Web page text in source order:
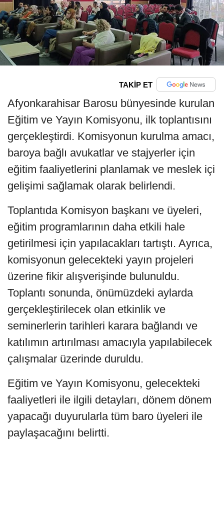
TAKİP ET
Afyonkarahisar Barosu bünyesinde kurulan
Eğitim ve Yayın Komisyonu, ilk toplantısını
gerçekleştirdi. Komisyonun kurulma amacı,
baroya bağlı avukatlar ve stajyerler için
eğitim faaliyetlerini planlamak ve meslek içi
gelişimi sağlamak olarak belirlendi.
Toplantıda Komisyon başkanı ve üyeleri,
eğitim programlarının daha etkili hale
getirilmesi için yapılacakları tartıştı. Ayrıca,
komisyonun gelecekteki yayın projeleri
üzerine fikir alışverişinde bulunuldu.
Toplantı sonunda, önümüzdeki aylarda
gerçekleştirilecek olan etkinlik ve
seminerlerin tarihleri karara bağlandı ve
katılımın artırılması amacıyla yapılabilecek
çalışmalar üzerinde duruldu.
Eğitim ve Yayın Komisyonu, gelecekteki
faaliyetleri ile ilgili detayları, dönem dönem
yapacağı duyurularla tüm baro üyeleri ile
paylaşacağını belirtti.